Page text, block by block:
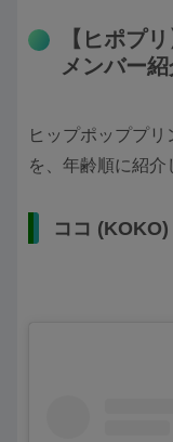
【ヒポプ
メンバー紹
ヒップポッププ
を、年齢順に紹介
ココ (KOKO)